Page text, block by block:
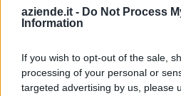
aziende.it - Do Not Process
Information
If you wish to opt-out of the sale,
processing of your personal or
targeted advertising by us, please
A
RESPONSABILITA'
0-1 milioni
SOCIETA'
AGRICOLA LA
0-1 milioni